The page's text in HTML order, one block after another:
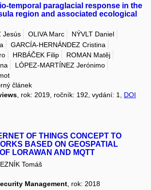
temporal paraglacial response in the
region and associated ecological
Jesús OLIVA Marc
NÝVLT Daniel
GARCÍA-HERNÁNDEZ Cristina
HRBÁČEK Filip
ROMAN Matěj
LÓPEZ-MARTÍNEZ Jerónimo
článek
, rok: 2019, ročník: 192, vydání: 1, DOI
OF THINGS CONCEPT TO
BASED ON GEOSPATIAL
LORAWAN AND MQTT
Tomáš
Management , rok: 2018